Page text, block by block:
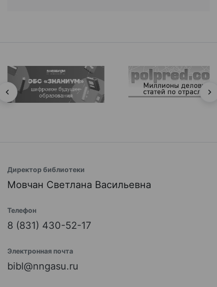
Директор библиотеки
Мовчан Светлана Васильевна
Телефон
8 (831) 430-52-17
Электронная почта
bibl@nngasu.ru